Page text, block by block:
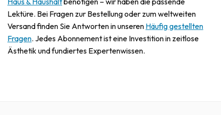
Lektüre. Bei Fragen zur Bestellung oder zum weltweiten
Versand finden Sie Antworten in unseren Häufig gestellten
Fragen. Jedes Abonnement ist eine Investition in zeitlose
Ästhetik und fundiertes Expertenwissen.